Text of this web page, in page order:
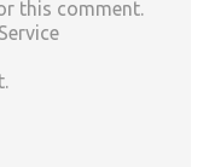
this comment.